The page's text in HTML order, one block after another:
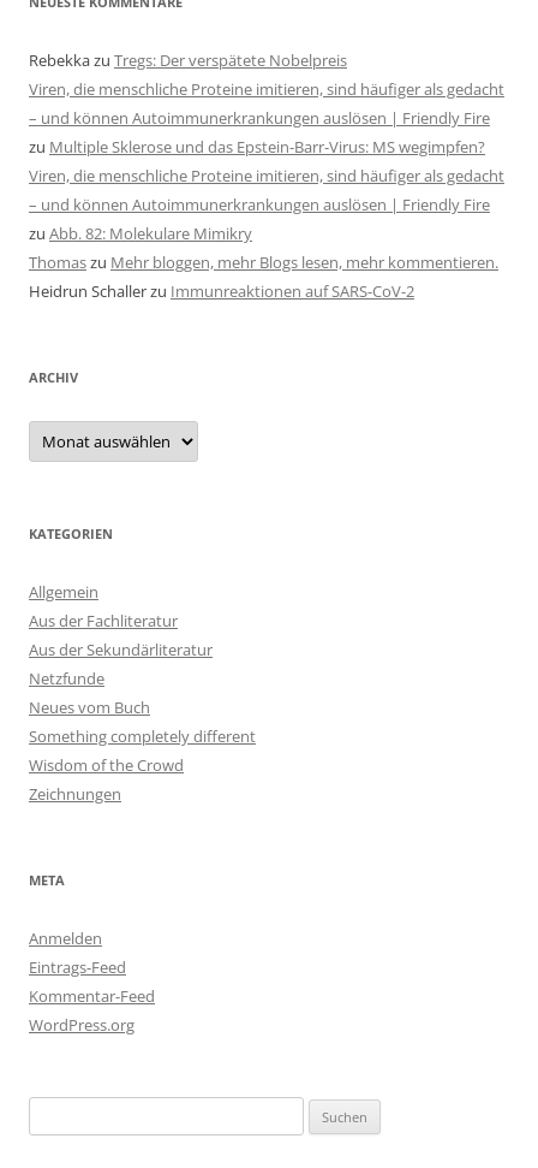
Rebekkazu Tregs: Der verspätete Nobelpreis
Viren, die menschliche Proteine imitieren, sind häufiger als gedacht
– und können Autoimmunerkrankungen auslösen | Friendly Fire
zu Multiple Sklerose und das Epstein-Barr-Virus: MS wegimpfen?
Viren, die menschliche Proteine imitieren, sind häufiger als gedacht
– und können Autoimmunerkrankungen auslösen | Friendly Fire
zu Abb. 82: Molekulare Mimikry
Thomaszu Mehr bloggen, mehr Blogs lesen, mehr kommentieren.
Heidrun Schallerzu Immunreaktionen auf SARS-CoV-2
ARCHIV
Archiv
KATEGORIEN
Allgemein
Aus der Fachliteratur
Aus der Sekundärliteratur
Netzfunde
Neues vom Buch
Something completely different
Wisdom of the Crowd
Zeichnungen
META
Anmelden
Eintrags-Feed
Kommentar-Feed
WordPress.org
nach: